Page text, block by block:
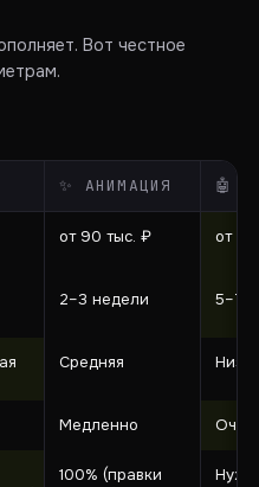
Вот честное
✨ АНИМАЦИЯ 🤖
от 90 тыс. ₽ от
2–3 недели 5–7
Средняя
Медленно
100% (правки